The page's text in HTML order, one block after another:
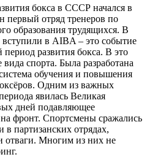
бокса в СССР начался в
первый отряд тренеров по
образования трудящихся. В
вступили в AIBA – это событие
развития бокса. В это
спорта. Была разработана
обучения и повышения
Одним из важных
явилась Великая
дней подавляющее
фронт. Спортсмены сражались
партизанских отрядах,
отваги. Многим из них не